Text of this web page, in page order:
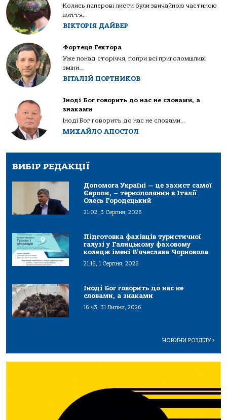
Колись паперові листи були звичайною частиною
життя...
ВІКТОРІЯ ДАЙВЕР
Фортеця Гектора
Уже понад сторіччя, попри всі приголомшливі
зміни...
ВІТАЛІЙ ПОРТНИКОВ
Іноді Бог говорить до нас не словами, а
знаками
Іноді Бог говорить до нас не словами...
МИХАЙЛО АПОСТОЛ
ВИБІР РЕДАКЦІЇ
Допомога Україні — це захист самої
Європи, – тернополянин в Італії
Олесь Городецький
21:02, 3 Серпня, 2026
Підготовка фахівців туристичної
галузі у Галицькому фаховому
коледж імені В’ячеслава Чорновола
21:16, 1 Серпня, 2026
Іноді Бог говорить до нас не
словами, а знаками
16:43, 31 Липня, 2026
НОВИНИ РОЗДІЛУ>